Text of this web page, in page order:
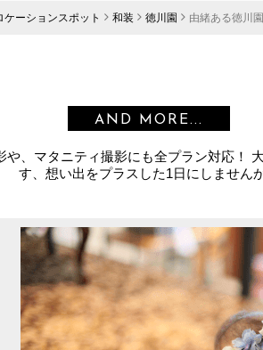
ケーションスポット 和装 徳川園 由緒ある徳川
AND MORE...
や、マタニティ撮影にも全プラン対応！
す、想い出をプラスした1日にしません